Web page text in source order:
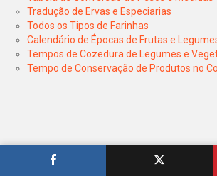
Tradução de Ervas e Especiarias
Todos os Tipos de Farinhas
Calendário de Épocas de Frutas e
Tempos de Cozedura de Legumes e
Tempo de Conservação de Produtos no